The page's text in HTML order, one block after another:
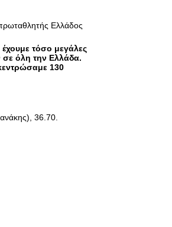
Ελλάδος
τόσο μεγάλες
σε όλη την Ελλάδα.
130
36.70.